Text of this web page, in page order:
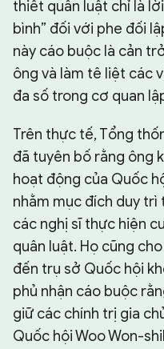
thiết quân luật chỉ là
bình” đối với phe đối
này cáo buộc là cản
ông và làm tê liệt các
đa số trong cơ quan
Trên thực tế, Tổng
đã tuyên bố rằng ông
hoạt động của Quốc
nhằm mục đích duy trì
các nghị sĩ thực hiện
quân luật. Họ cũng
đến trụ sở Quốc hội
phủ nhận cáo buộc
giữ các chính trị gia
Quốc hội Woo Won-